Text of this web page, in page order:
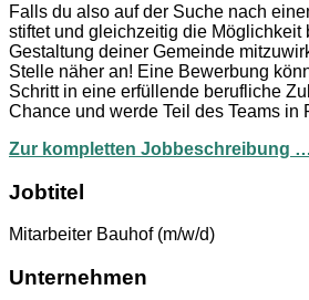
Falls du also auf der Suche nach
stiftet und gleichzeitig die Möglichkeit
Gestaltung deiner Gemeinde
Stelle näher an! Eine Bewerbung
Schritt in eine erfüllende berufliche
Chance und werde Teil des Teams in
Zur kompletten Jobbeschreibung
Jobtitel
Mitarbeiter Bauhof (m/w/d)
Unternehmen